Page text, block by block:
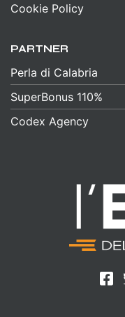
Cookie Policy
PARTNER
Perla di Calabria
SuperBonus 110%
Codex Agency